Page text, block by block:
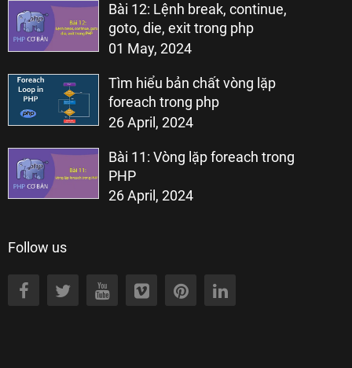
Bài 12: Lệnh break, continue,
goto, die, exit trong php
01 May, 2024
Tìm hiểu bản chất vòng lặp
foreach trong php
26 April, 2024
Bài 11: Vòng lặp foreach trong
PHP
26 April, 2024
Follow us